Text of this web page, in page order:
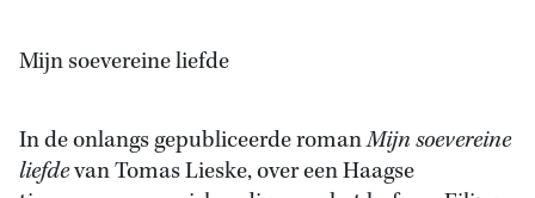
Mijn soevereine liefde
In de onlangs gepubliceerde romanMijn soevereine
liefdevan Tomas Lieske, over een Haagse